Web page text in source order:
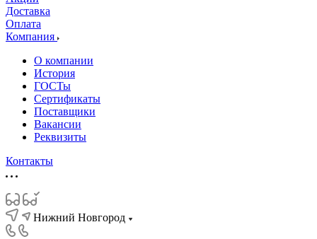
Доставка
Оплата
Компания
О компании
История
ГОСТы
Сертификаты
Поставщики
Вакансии
Реквизиты
Контакты
Нижний Новгород